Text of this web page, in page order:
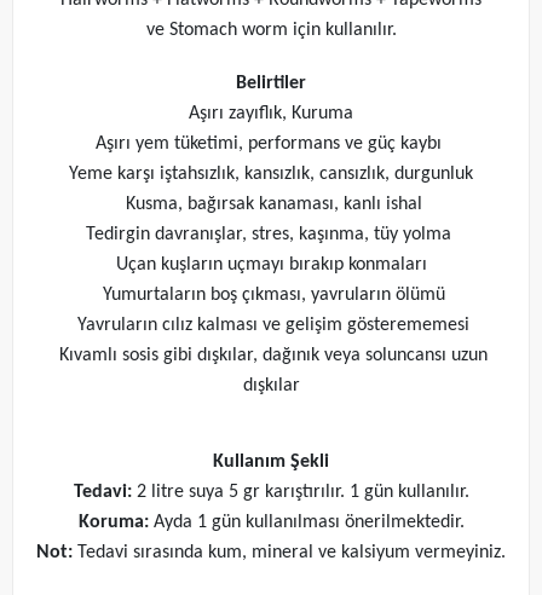
ve Stomach worm için kullanılır.
Belirtiler
Aşırı zayıflık, Kuruma
Aşırı yem tüketimi, performans ve güç kaybı
Yeme karşı iştahsızlık, kansızlık, cansızlık, durgunluk
Kusma, bağırsak kanaması, kanlı ishal
Tedirgin davranışlar, stres, kaşınma, tüy yolma
Uçan kuşların uçmayı bırakıp konmaları
Yumurtaların boş çıkması, yavruların ölümü
Yavruların cılız kalması ve gelişim gösterememesi
Kıvamlı sosis gibi dışkılar, dağınık veya soluncansı uzun
dışkılar
Kullanım Şekli
Tedavi:2 litre suya 5 gr karıştırılır. 1 gün kullanılır.
Koruma:Ayda 1 gün kullanılması önerilmektedir.
Not: Tedavi sırasında kum, mineral ve kalsiyum vermeyiniz.